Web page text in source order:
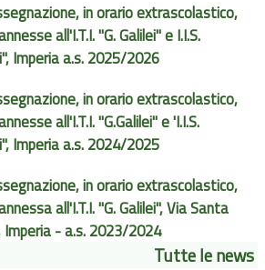
in orario extrascolastico,
all'I.T.I. "G. Galilei" e I.I.S.
Imperia a.s. 2025/2026
in orario extrascolastico,
all'I.T.I. "G.Galilei" e 'I.I.S.
Imperia a.s. 2024/2025
in orario extrascolastico,
all'I.T.I. "G. Galilei", Via Santa
Imperia - a.s. 2023/2024
Tutte le news